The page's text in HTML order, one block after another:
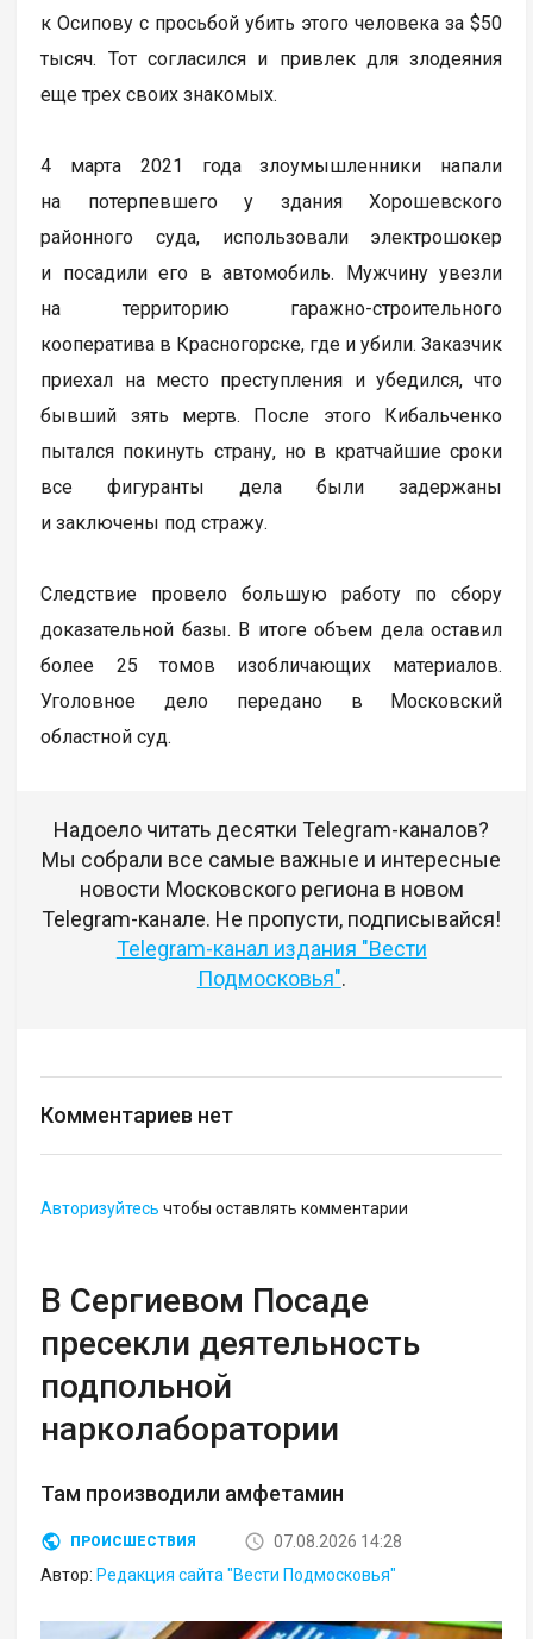
к Осипову с просьбой убить этого человека за $50
тысяч. Тот согласился и привлек для злодеяния
еще трех своих знакомых.
4 марта 2021 года злоумышленники напали
на потерпевшего у здания Хорошевского
районного суда, использовали электрошокер
и посадили его в автомобиль. Мужчину увезли
на территорию гаражно-строительного
кооператива в Красногорске, где и убили. Заказчик
приехал на место преступления и убедился, что
бывший зять мертв. После этого Кибальченко
пытался покинуть страну, но в кратчайшие сроки
все фигуранты дела были задержаны
и заключены под стражу.
Следствие провело большую работу по сбору
доказательной базы. В итоге объем дела оставил
более 25 томов изобличающих материалов.
Уголовное дело передано в Московский
областной суд.
Надоело читать десятки Telegram-каналов?
Мы собрали все самые важные и интересные
новости Московского региона в новом
Telegram-канале. Не пропусти, подписывайся!
Telegram-канал издания "Вести
Подмосковья".
Комментариев нет
Авторизуйтесь чтобы оставлять комментарии
В Сергиевом Посаде
пресекли деятельность
подпольной
нарколаборатории
Там производили амфетамин
ПРОИСШЕСТВИЯ
07.08.2026 14:28
Автор: Редакция сайта "Вести Подмосковья"